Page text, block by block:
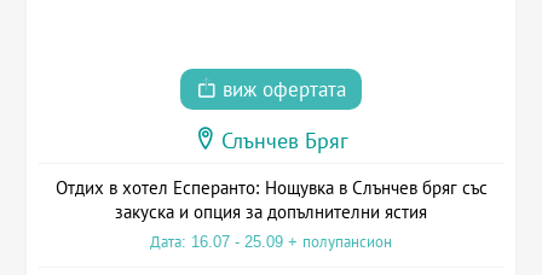
виж офертата
Слънчев Бряг
Отдих в хотел Есперанто: Нощувка в Слънчев бряг със
закуска и опция за допълнителни ястия
Дата: 16.07 - 25.09 + полупансион